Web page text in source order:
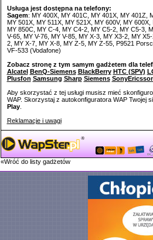
Usługa jest dostępna na telefony:
Sagem: MY 400X, MY 401C, MY 401X, MY 401Z,
MY 501X, MY 511X, MY 521X, MY 600V, MY
MY 850C, MY C-4, MY C4-2, MY C5-2, MY C5-3,
V-65, MY V-76, MY V-85, MY X-3, MY X3-2, MY
2, MY X-7, MY X-8, MY Z-5, MY Z-55, P9521
VF-533 (Vodafone)
Zobacz stronę z tym samym gadżetem dla
Alcatel BenQ-Siemens BlackBerry HTC (SPV)
Plusfon Samsung Sharp Siemens
Aby skorzystać z tej usługi musisz mieć
WAP. Skorzystaj z autokonfiguratora WAP Twojej
Play.
Reklamacje i uwagi
«Wróć do listy gadżetów